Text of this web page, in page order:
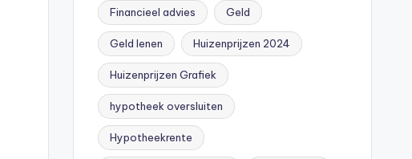
Financieel advies Geld
Geld lenen Huizenprijzen 2024
Huizenprijzen Grafiek
hypotheek oversluiten
Hypotheekrente